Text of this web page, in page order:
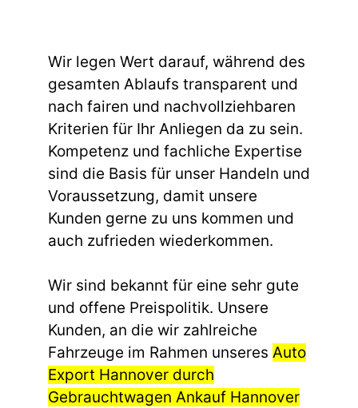
Wir legen Wert darauf, während des
gesamten Ablaufs transparent und
nach fairen und nachvollziehbaren
Kriterien für Ihr Anliegen da zu sein.
Kompetenz und fachliche Expertise
sind die Basis für unser Handeln und
Voraussetzung, damit unsere
Kunden gerne zu uns kommen und
auch zufrieden wiederkommen.
Wir sind bekannt für eine sehr gute
und offene Preispolitik. Unsere
Kunden, an die wir zahlreiche
Fahrzeuge im Rahmen unseres Auto
Export Hannover durch
Gebrauchtwagen Ankauf Hannover